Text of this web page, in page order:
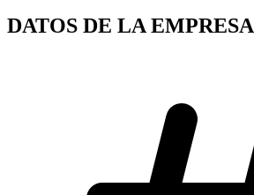
DATOS DE LA EMPRESA